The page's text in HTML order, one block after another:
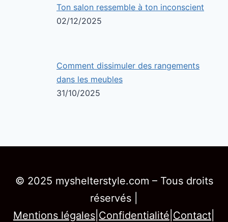
Ton salon ressemble à ton inconscient
02/12/2025
Comment dissimuler des rangements
dans les meubles
31/10/2025
© 2025 myshelterstyle.com – Tous droits
réservés |
Mentions légales Confidentialité Contact